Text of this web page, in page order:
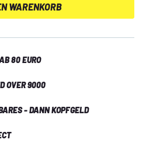
WARENKORB
80 EURO
OVER 9000
- DANN KOPFGELD